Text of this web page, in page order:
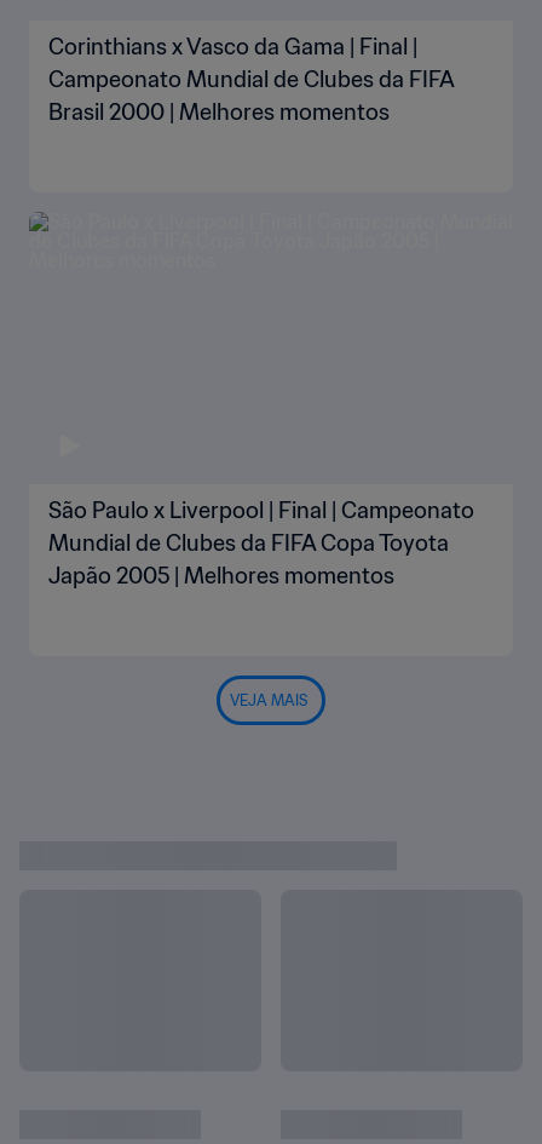
Corinthians x Vasco da Gama | Final |
Campeonato Mundial de Clubes da FIFA
Brasil 2000 | Melhores momentos
São Paulo x Liverpool | Final | Campeonato
Mundial de Clubes da FIFA Copa Toyota
Japão 2005 | Melhores momentos
VEJA MAIS